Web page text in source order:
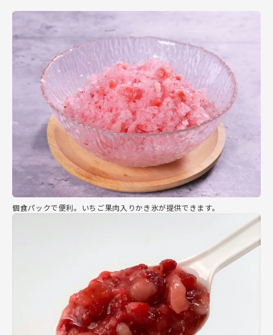
個食パックで便利。いちご果肉入りかき氷が提供できます。